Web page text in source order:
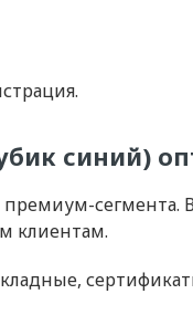
синий)
сегмента.
клиентам.